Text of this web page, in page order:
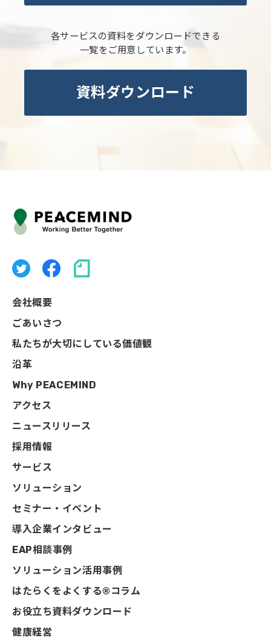
各サービスの資料をダウンロードできる
一覧をご用意しています。
資料ダウンロード
会社概要
ごあいさつ
私たちが大切にしている価値観
沿革
Why PEACEMIND
アクセス
ニュースリリース
採用情報
サービス
ソリューション
セミナー・イベント
導入企業インタビュー
EAP相談事例
ソリューション活用事例
はたらくをよくする®コラム
お役立ち資料ダウンロード
健康経営